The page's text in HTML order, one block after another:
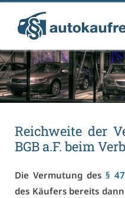
Reich­wei­te der
BGB a.F. beim
Die Ver­mu­tung des§
des Käu­fers be­reits